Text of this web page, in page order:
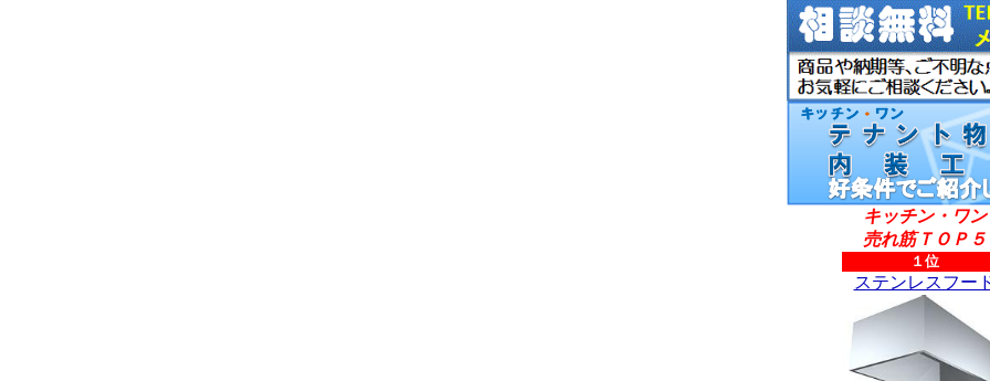
キッチン・ワン
売れ筋ＴＯＰ５
１位
ステンレスフー